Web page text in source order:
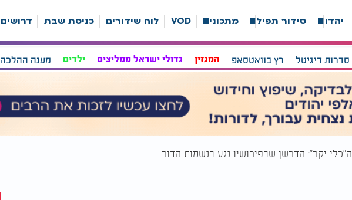
יהדות סידור תפילה מתכונים VOD לוח שידורים כניסת שבת דרושים
סדרות דיגיטל רץ בוואטסאפ המגזין גדולי ישראל ממליצים ילדים מענה ההלכה
ה"כלי יקר": הדרשן שבפירושיו נגע בנשמות הדור